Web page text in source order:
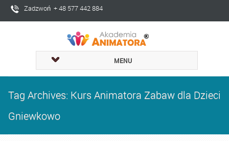
Zadzwoń + 48 577 442 884
MENU
Tag Archives: Kurs Animatora Zabaw dla Dzieci
Gniewkowo